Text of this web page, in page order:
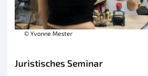
© Yvonne Mester
Juristisches Seminar